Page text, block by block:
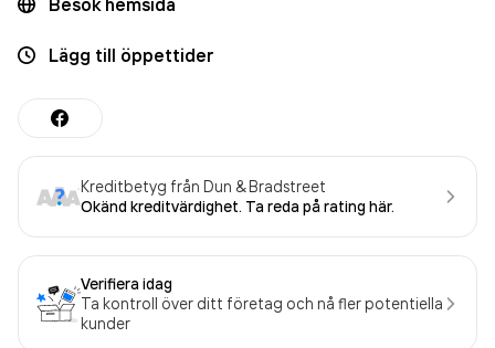
Besök hemsida
Lägg till öppettider
Kreditbetyg från Dun & Bradstreet
Okänd kreditvärdighet. Ta reda på rating här.
Verifiera idag
Ta kontroll över ditt företag och nå fler potentiella
kunder